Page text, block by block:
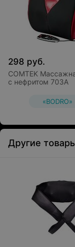
298 руб.
COMTEK
с нефритом 703A
«BODRO»
Другие